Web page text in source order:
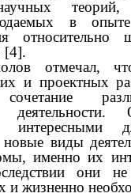
теорий,
в
относительно
[4].
отмечал,
и проектных
сочетание
новые виды
именно их
они
и жизненно